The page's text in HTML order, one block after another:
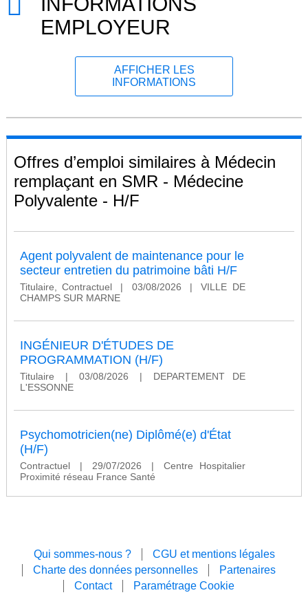
EMPLOYEUR
AFFICHER LES
INFORMATIONS
Offres d’emploi similaires à Médecin
remplaçant en SMR - Médecine
Polyvalente - H/F
Agent polyvalent de maintenance pour le
secteur entretien du patrimoine bâti H/F
Titulaire, Contractuel | 03/08/2026 |
VILLE DE
CHAMPS SUR MARNE
INGÉNIEUR D'ÉTUDES DE
PROGRAMMATION (H/F)
Titulaire | 03/08/2026 |
DEPARTEMENT DE
L'ESSONNE
Psychomotricien(ne) Diplômé(e) d'État
(H/F)
Contractuel | 29/07/2026 |
Centre Hospitalier
Proximité réseau France Santé
Qui sommes-nous ?
CGU et mentions légales
Charte des données personnelles
Partenaires
Contact
Paramétrage Cookie